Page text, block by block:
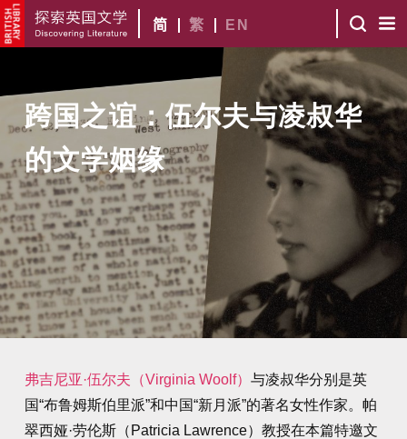
简 繁 EN
跨国之谊：伍尔夫与凌叔华
的文学姻缘
弗吉尼亚·伍尔夫（Virginia Woolf） 与凌叔华分别是英
国“布鲁姆斯伯里派”和中国“新月派”的著名女性作家。帕
翠西娅·劳伦斯（Patricia Lawrence）教授在本篇特邀文